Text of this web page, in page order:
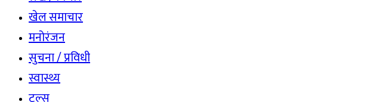
खेल समाचार
मनोरंजन
सुचना / प्रविधी
स्वास्थ्य